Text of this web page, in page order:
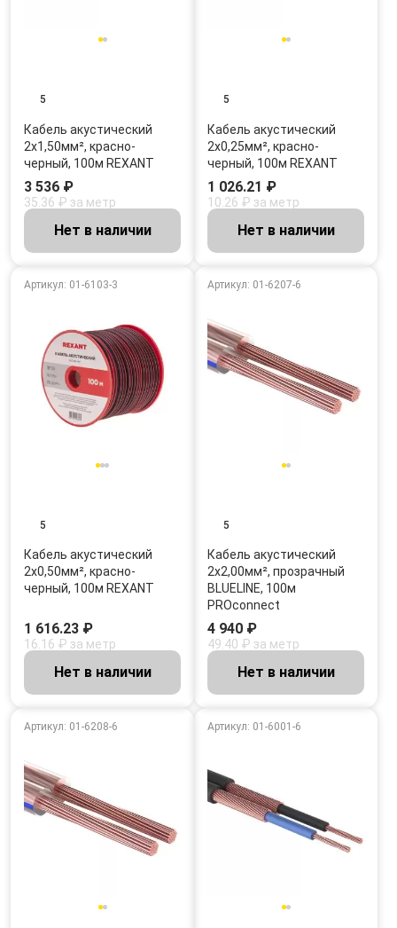
5
Кабель акустический
2х1,50мм², красно-
черный, 100м REXANT
3 536 ₽
35.36 ₽ за метр
Нет в наличии
5
Кабель акустический
2х0,25мм², красно-
черный, 100м REXANT
1 026.21 ₽
10.26 ₽ за метр
Нет в наличии
Артикул: 01-6103-3
5
Кабель акустический
2х0,50мм², красно-
черный, 100м REXANT
1 616.23 ₽
16.16 ₽ за метр
Нет в наличии
Артикул: 01-6207-6
5
Кабель акустический
2х2,00мм², прозрачный
BLUELINE, 100м
PROconnect
4 940 ₽
49.40 ₽ за метр
Нет в наличии
Артикул: 01-6208-6 Артикул: 01-6001-6